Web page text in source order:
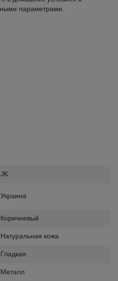
параметрами.
JK
Украина
Коричневый
Натуральная кожа
Гладкая
Металл